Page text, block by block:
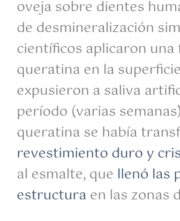
oveja sobre dientes
de desmineralización
científicos aplicaron una
queratina en la
expusieron a saliva
período (varias
queratina se había
revestimiento duro y
al esmalte, que llenó las
estructura en las zonas